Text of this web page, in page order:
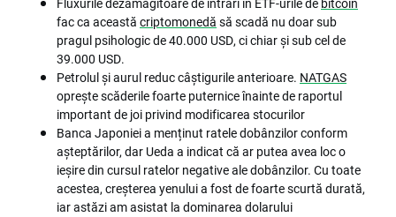
fac ca această criptomonedă să scadă nu doar sub
pragul psihologic de 40.000 USD, ci chiar și sub cel de
39.000 USD.
Petrolul și aurul reduc câștigurile anterioare. NATGAS
oprește scăderile foarte puternice înainte de raportul
important de joi privind modificarea stocurilor
Banca Japoniei a menținut ratele dobânzilor conform
așteptărilor, dar Ueda a indicat că ar putea avea loc o
ieșire din cursul ratelor negative ale dobânzilor. Cu toate
acestea, creșterea yenului a fost de foarte scurtă durată,
iar astăzi am asistat la dominarea dolarului